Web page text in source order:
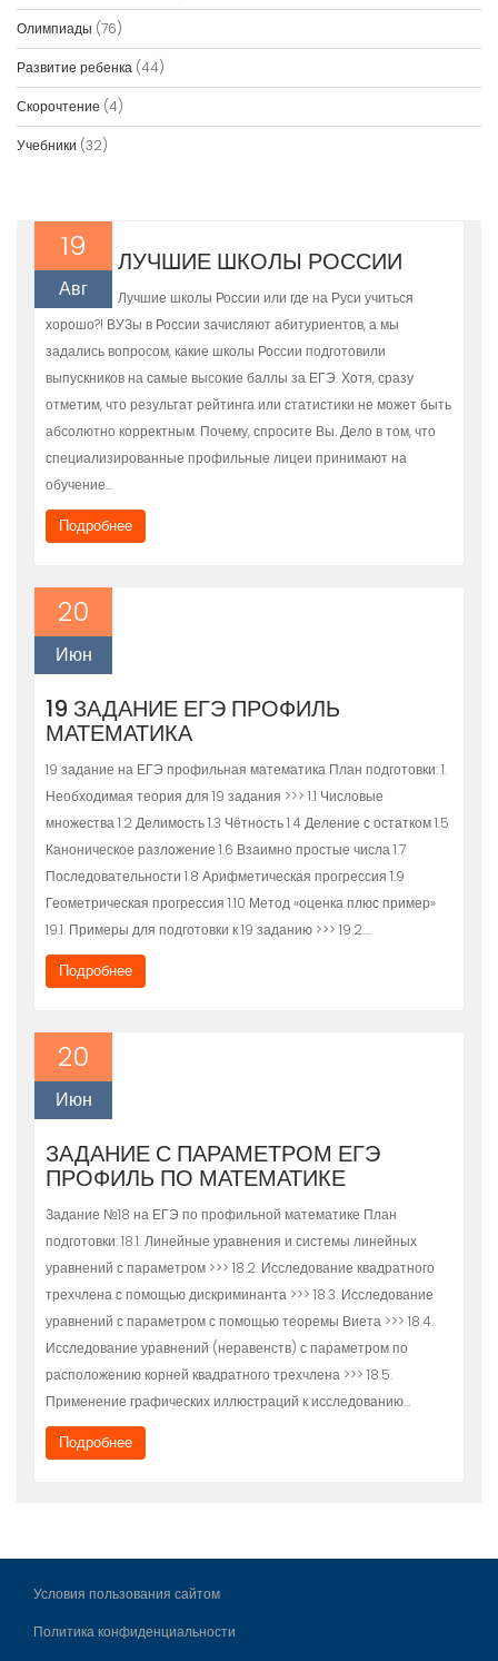
Олимпиады (76)
Развитие ребенка (44)
Скорочтение (4)
Учебники (32)
19
Авг
ЛУЧШИЕ ШКОЛЫ РОССИИ
Лучшие школы России или где на Руси учиться
хорошо?! ВУЗы в России зачисляют абитуриентов, а мы
задались вопросом, какие школы России подготовили
выпускников на самые высокие баллы за ЕГЭ. Хотя, сразу
отметим, что результат рейтинга или статистики не может быть
абсолютно корректным. Почему, спросите Вы. Дело в том, что
специализированные профильные лицеи принимают на
обучение…
Подробнее
20
Июн
19 ЗАДАНИЕ ЕГЭ ПРОФИЛЬ
МАТЕМАТИКА
19 задание на ЕГЭ профильная математика План подготовки: 1.
Необходимая теория для 19 задания >>> 1.1 Числовые
множества 1.2 Делимость 1.3 Чётность 1.4 Деление с остатком 1.5
Каноническое разложение 1.6 Взаимно простые числа 1.7
Последовательности 1.8 Арифметическая прогрессия 1.9
Геометрическая прогрессия 1.10 Метод «оценка плюс пример»
19.1. Примеры для подготовки к 19 заданию >>> 19.2….
Подробнее
20
Июн
ЗАДАНИЕ С ПАРАМЕТРОМ ЕГЭ
ПРОФИЛЬ ПО МАТЕМАТИКЕ
Задание №18 на ЕГЭ по профильной математике План
подготовки: 18.1. Линейные уравнения и системы линейных
уравнений с параметром >>> 18.2. Исследование квадратного
трехчлена с помощью дискриминанта >>> 18.3. Исследование
уравнений с параметром с помощью теоремы Виета >>> 18.4.
Исследование уравнений (неравенств) с параметром по
расположению корней квадратного трехчлена >>> 18.5.
Применение графических иллюстраций к исследованию…
Подробнее
Условия пользования сайтом
Политика конфиденциальности